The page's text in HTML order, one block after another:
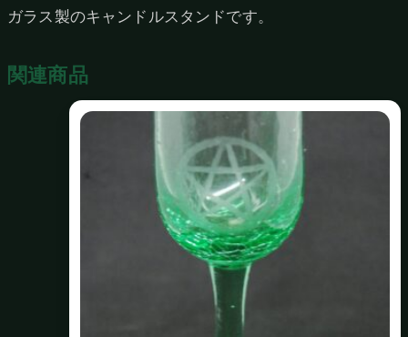
ガラス製のキャンドルスタンドです。
関連商品